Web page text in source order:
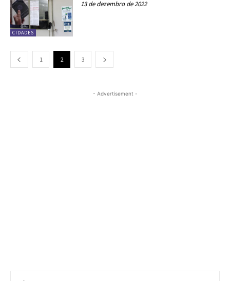
CIDADES
13 de dezembro de 2022
1 2 3
- Advertisement -